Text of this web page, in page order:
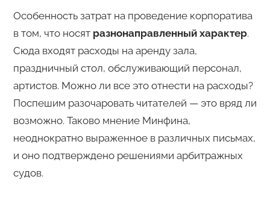
Особенность затрат на проведение корпоратива
в том, что носят разнонаправленный характер.
Сюда входят расходы на аренду зала,
праздничный стол, обслуживающий персонал,
артистов. Можно ли все это отнести на расходы?
Поспешим разочаровать читателей — это вряд ли
возможно. Таково мнение Минфина,
неоднократно выраженное в различных письмах,
и оно подтверждено решениями арбитражных
судов.